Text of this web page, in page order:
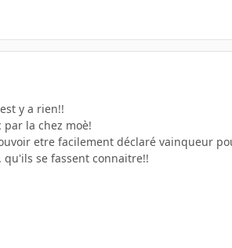
y a rien!!
par la chez moè!
etre facilement déclaré vainqueur
se fassent connaitre!!